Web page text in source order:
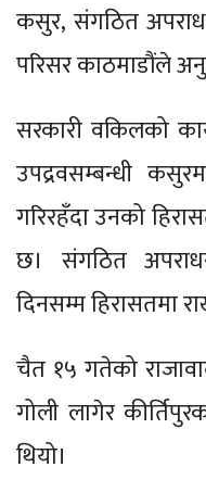
कसुर, संगठित
परिसर काठमाडौंले
सरकारी वकिलको
उपद्रवसम्बन्धी
गरिरहँदा उनको
छ। संगठित
दिनसम्म हिरासतमा
चैत १५ गतेको
गोली लागेर
थियो।